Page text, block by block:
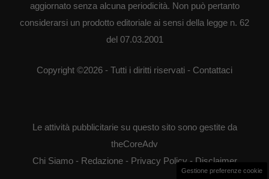
aggiornato senza alcuna periodicità. Non può pertanto
considerarsi un prodotto editoriale ai sensi della legge n. 62
del 07.03.2001
Copyright ©2026 - Tutti i diritti riservati - Contattaci
Le attività pubblicitarie su questo sito sono gestite da
theCoreAdv
Chi Siamo- Redazione- Privacy Policy Disclaimer
Gestione preferenze cookie